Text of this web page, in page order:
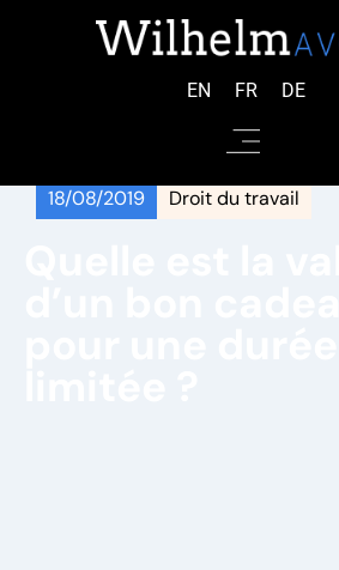
EN FR DE
18/08/2019 Droit du travail